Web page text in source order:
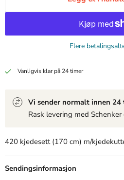
Flere
Vanligvis klar på 24 timer
Vi sender normalt innen 24
Rask levering med
420 kjedesett (170 cm) m/
Sendingsinformasjon
Produkt
19,99 kr
Produkt
19,99 kr